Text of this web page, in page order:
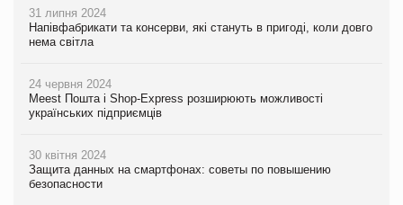
31 липня 2024
Напівфабрикати та консерви, які стануть в пригоді, коли довго
нема світла
24 червня 2024
Meest Пошта і Shop-Express розширюють можливості
українських підприємців
30 квітня 2024
Защита данных на смартфонах: советы по повышению
безопасности